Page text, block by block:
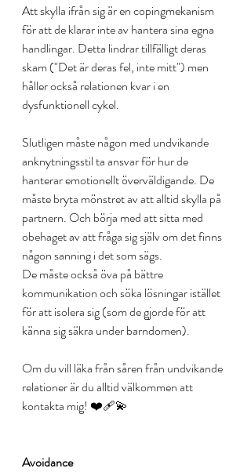
Att skylla ifrån sig är en copingmekanism
för att de klarar inte av hantera sina egna
handlingar. Detta lindrar tillfälligt deras
skam ("Det är deras fel, inte mitt") men
håller också relationen kvar i en
dysfunktionell cykel.
Slutligen måste någon med undvikande
anknytningsstil ta ansvar för hur de
hanterar emotionellt överväldigande. De
måste bryta mönstret av att alltid skylla på
partnern. Och börja med att sitta med
obehaget av att fråga sig själv om det finns
någon sanning i det som sägs.
De måste också öva på bättre
kommunikation och söka lösningar istället
för att isolera sig (som de gjorde för att
känna sig säkra under barndomen).
Om du vill läka från såren från undvikande
relationer är du alltid välkommen att
kontakta mig! ❤️‍🩹💫
Avoidance